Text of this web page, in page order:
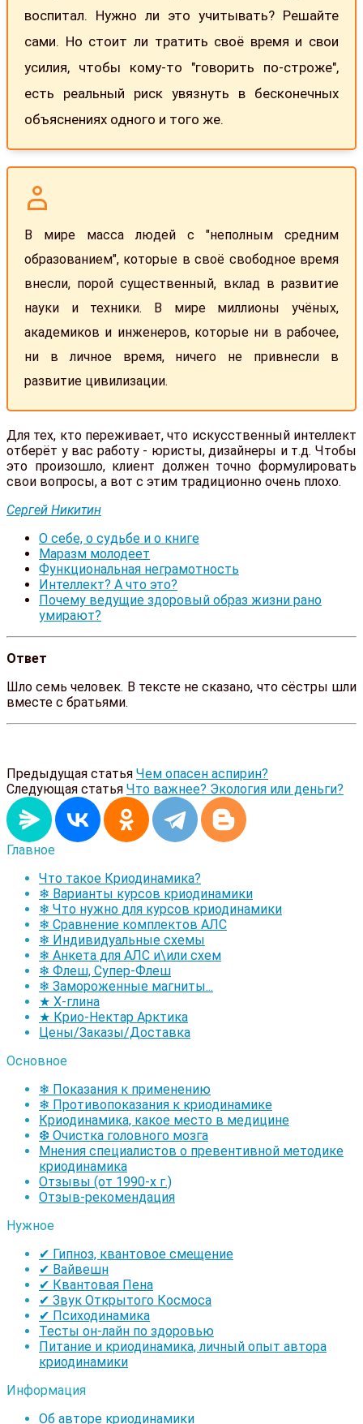
воспитал. Нужно ли это учитывать? Решайте
сами. Но стоит ли тратить своё время и свои
усилия, чтобы кому-то "говорить по-строже",
есть реальный риск увязнуть в бесконечных
объяснениях одного и того же.
В мире масса людей с "неполным средним
образованием", которые в своё свободное время
внесли, порой существенный, вклад в развитие
науки и техники. В мире миллионы учёных,
академиков и инженеров, которые ни в рабочее,
ни в личное время, ничего не привнесли в
развитие цивилизации.
Для тех, кто переживает, что искусственный интеллект
отберёт у вас работу - юристы, дизайнеры и т.д. Чтобы
это произошло, клиент должен точно формулировать
свои вопросы, а вот с этим традиционно очень плохо.
Сергей Никитин
О себе, о судьбе и о книге
Маразм молодеет
Функциональная неграмотность
Интеллект? А что это?
Почему ведущие здоровый образ жизни рано
умирают?
Ответ
Шло семь человек. В тексте не сказано, что сёстры шли
вместе с братьями.
Предыдущая статья Чем опасен аспирин?
Следующая статья Что важнее? Экология или деньги?
Главное
Что такое Криодинамика?
❄ Варианты курсов криодинамики
❄ Что нужно для курсов криодинамики
❄ Сравнение комплектов АЛС
❄ Индивидуальные схемы
❄ Анкета для АЛС и\или схем
❄ Флеш, Супер-Флеш
❄ Замороженные магниты...
★ Х-глина
★ Крио-Нектар Арктика
Цены/Заказы/Доставка
Основное
❄ Показания к применению
❄ Противопоказания к криодинамике
Криодинамика, какое место в медицине
❆ Очистка головного мозга
Мнения специалистов о превентивной методике
криодинамика
Отзывы (от 1990-х г.)
Отзыв-рекомендация
Нужное
✔ Гипноз, квантовое смещение
✔ Вайвешн
✔ Квантовая Пена
✔ Звук Открытого Космоса
✔ Психодинамика
Тесты он-лайн по здоровью
Питание и криодинамика, личный опыт автора
криодинамики
Информация
Об авторе криодинамики